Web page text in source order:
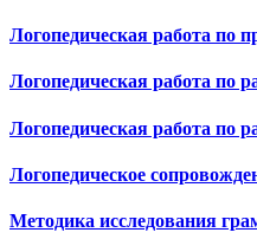
Логопедическая работа по
Логопедическая работа по
Логопедическая работа по
Логопедическое
Методика исследования